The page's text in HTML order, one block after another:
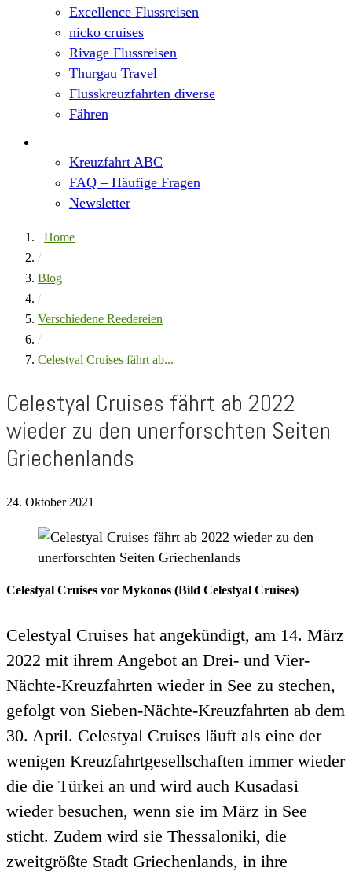
Excellence Flussreisen
nicko cruises
Rivage Flussreisen
Thurgau Travel
Flusskreuzfahrten diverse
Fähren
Kreuzfahrt ABC
FAQ – Häufige Fragen
Newsletter
Home
/
Blog
/
Verschiedene Reedereien
/
Celestyal Cruises fährt ab...
Celestyal Cruises fährt ab 2022
wieder zu den unerforschten Seiten
Griechenlands
24. Oktober 2021
Celestyal Cruises vor Mykonos (Bild Celestyal Cruises)
Celestyal Cruises hat angekündigt, am 14. März
2022 mit ihrem Angebot an Drei- und Vier-
Nächte-Kreuzfahrten wieder in See zu stechen,
gefolgt von Sieben-Nächte-Kreuzfahrten ab dem
30. April. Celestyal Cruises läuft als eine der
wenigen Kreuzfahrtgesellschaften immer wieder
die die Türkei an und wird auch Kusadasi
wieder besuchen, wenn sie im März in See
sticht. Zudem wird sie Thessaloniki, die
zweitgrößte Stadt Griechenlands, in ihre